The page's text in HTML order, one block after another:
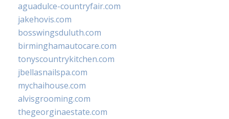
aguadulce-countryfair.com
jakehovis.com
bosswingsduluth.com
birminghamautocare.com
tonyscountrykitchen.com
jbellasnailspa.com
mychaihouse.com
alvisgrooming.com
thegeorginaestate.com